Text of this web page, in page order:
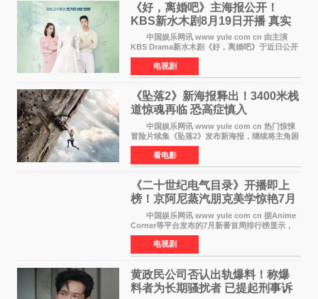
《好，离婚吧》主海报公开！
KBS新水木剧8月19日开播 真实
离婚体验记来袭
中国娱乐网讯 www yule com cn 由主演
KBS Drama新水木剧《好，离婚吧》于近日公开
主海报，正式进入开播倒计时。 海报中，男
女主角背对背站立，各自望向不同方向，中央的
空白与冷漠的表情
电视剧
《坠落2》新海报释出！3400米栈
道惊魂再临 恐高症慎入
中国娱乐网讯 www yule com cn 热门惊悚
冒险片续集《坠落2》发布新海报，继续将主角困
于绝境高处——这一次，是摇摇欲坠的徒步栈
道。该片将于今年9月2日北美上映，恐高症患者
请提前做好心理
看电影
《二十世纪电气目录》开播即上
榜！京阿尼蒸汽朋克美学惊艳7月
新番季
中国娱乐网讯 www yule com cn 据Anime
Corner等平台发布的7月新番首周排行榜显示，
由京都动画制作的《二十世纪电气目录》在多个
榜单中表现亮眼，位列AniLab全球TOP10第十
名。该剧改编自结
电视剧
黄政民公司否认出轨爆料！称爆
料者为长期骚扰者 已提起刑事诉